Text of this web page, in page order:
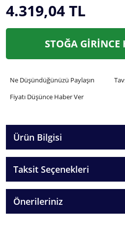
4.319,04 TL
STOĞA GİRİNCE
Ne Düşündüğünüzü Paylaşın
Fiyatı Düşünce Haber Ver
Ürün Bilgisi
Taksit Seçenekleri
Önerileriniz